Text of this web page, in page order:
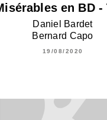
en BD -
Daniel Bardet
Bernard Capo
19/08/2020